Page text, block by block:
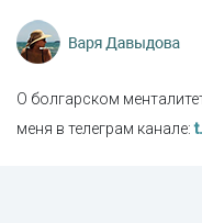
О болгарском
меня в телеграм канале: